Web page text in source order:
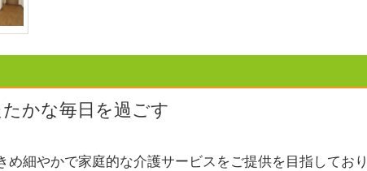
かな毎日を過ごす
細やかで家庭的な介護サービスをご提供を目指しており